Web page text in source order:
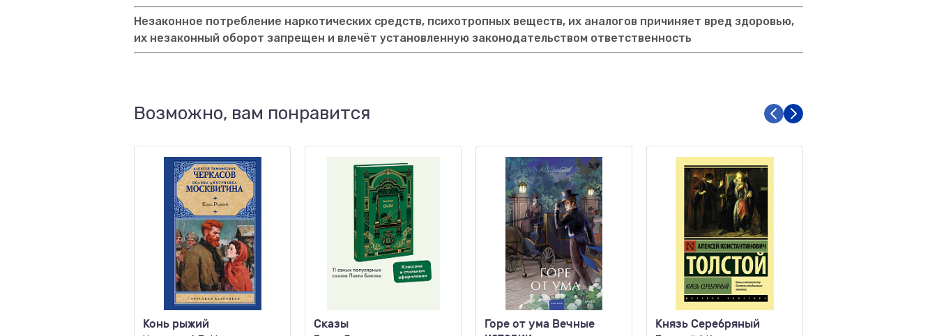
Незаконное потребление наркотических средств, психотропных веществ, их аналогов причиняет вред здоровью,
их незаконный оборот запрещен и влечёт установленную законодательством ответственность
Возможно, вам понравится
Конь рыжий Сказы
Горе от ума Вечные
Князь Серебряный